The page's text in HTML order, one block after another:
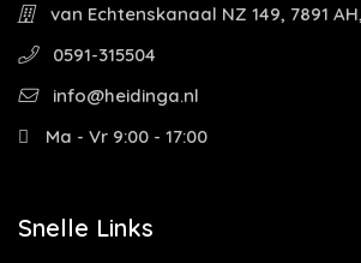
van Echtenskanaal NZ 149, 7891
0591-315504
info@heidinga.nl
Ma - Vr 9:00 - 17:00
Snelle Links